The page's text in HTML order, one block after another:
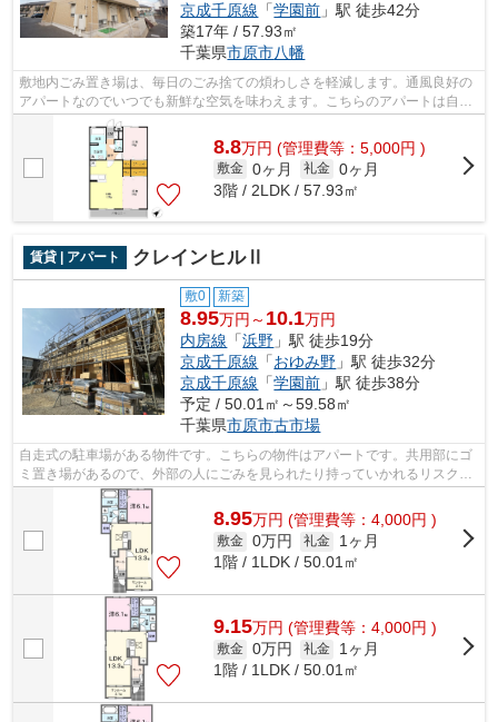
京成千原線 「学園前 」駅 徒歩42分
築17年 / 57.93㎡
千葉県市原市八幡
敷地内ごみ置き場は、毎日のごみ捨ての煩わしさを軽減します。通風良好の
アパートなのでいつでも新鮮な空気を味わえます。こちらのアパートは自走
式駐車場がご利用いただけます。イン...
8.8万円 (管理費等：5,000円 )
敷金 0ヶ月 礼金 0ヶ月
3階 / 2LDK / 57.93㎡
賃貸 | アパート クレインヒルⅡ
敷0 新築
8.95万円～ 10.1万円
内房線 「浜野 」駅 徒歩19分
京成千原線 「おゆみ野 」駅 徒歩32分
京成千原線 「学園前 」駅 徒歩38分
予定 / 50.01㎡～59.58㎡
千葉県市原市古市場
自走式の駐車場がある物件です。こちらの物件はアパートです。共用部にゴ
ミ置き場があるので、外部の人にごみを見られたり持っていかれるリスクが
低くなります。パソコン作業が多い方...
8.95万円 (管理費等：4,000円 )
敷金 0万円 礼金
1ヶ月
1階 / 1LDK / 50.01㎡
9.15万円 (管理費等：4,000円 )
敷金 0万円 礼金
1ヶ月
1階 / 1LDK / 50.01㎡